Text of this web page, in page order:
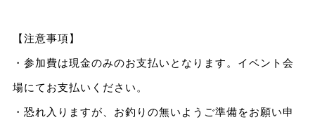
【注意事項】
・参加費は現金のみのお支払いとなります。イベント会
場にてお支払いください。
・恐れ入りますが、お釣りの無いようご準備をお願い申